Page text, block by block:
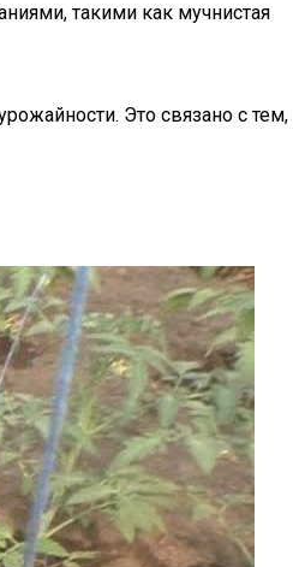
такими как мучнистая
Это связано с тем,